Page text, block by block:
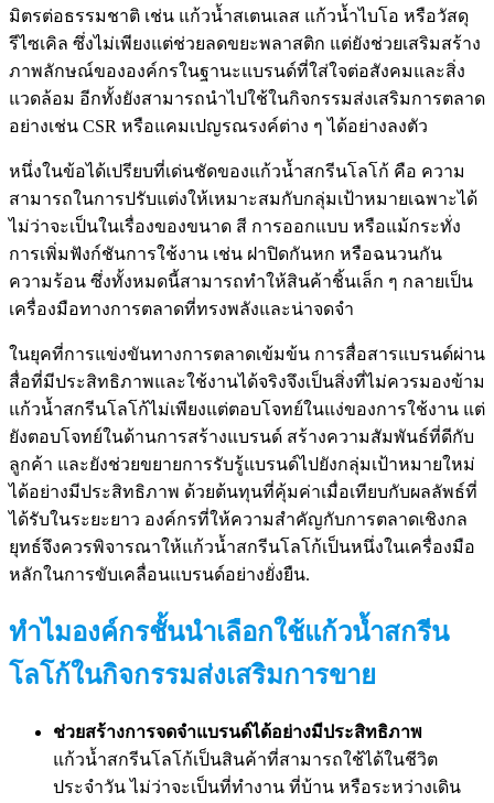
มิตรต่อธรรมชาติ เช่น แก้วน้ำสเตนเลส แก้วน้ำไบโอ หรือวัสดุ
รีไซเคิล ซึ่งไม่เพียงแต่ช่วยลดขยะพลาสติก แต่ยังช่วยเสริมสร้าง
ภาพลักษณ์ขององค์กรในฐานะแบรนด์ที่ใส่ใจต่อสังคมและสิ่ง
แวดล้อม อีกทั้งยังสามารถนำไปใช้ในกิจกรรมส่งเสริมการตลาด
อย่างเช่น CSR หรือแคมเปญรณรงค์ต่าง ๆ ได้อย่างลงตัว
หนึ่งในข้อได้เปรียบที่เด่นชัดของแก้วน้ำสกรีนโลโก้ คือ ความ
สามารถในการปรับแต่งให้เหมาะสมกับกลุ่มเป้าหมายเฉพาะได้
ไม่ว่าจะเป็นในเรื่องของขนาด สี การออกแบบ หรือแม้กระทั่ง
การเพิ่มฟังก์ชันการใช้งาน เช่น ฝาปิดกันหก หรือฉนวนกัน
ความร้อน ซึ่งทั้งหมดนี้สามารถทำให้สินค้าชิ้นเล็ก ๆ กลายเป็น
เครื่องมือทางการตลาดที่ทรงพลังและน่าจดจำ
ในยุคที่การแข่งขันทางการตลาดเข้มข้น การสื่อสารแบรนด์ผ่าน
สื่อที่มีประสิทธิภาพและใช้งานได้จริงจึงเป็นสิ่งที่ไม่ควรมองข้าม
แก้วน้ำสกรีนโลโก้ไม่เพียงแต่ตอบโจทย์ในแง่ของการใช้งาน แต่
ยังตอบโจทย์ในด้านการสร้างแบรนด์ สร้างความสัมพันธ์ที่ดีกับ
ลูกค้า และยังช่วยขยายการรับรู้แบรนด์ไปยังกลุ่มเป้าหมายใหม่
ได้อย่างมีประสิทธิภาพ ด้วยต้นทุนที่คุ้มค่าเมื่อเทียบกับผลลัพธ์ที่
ได้รับในระยะยาว องค์กรที่ให้ความสำคัญกับการตลาดเชิงกล
ยุทธ์จึงควรพิจารณาให้แก้วน้ำสกรีนโลโก้เป็นหนึ่งในเครื่องมือ
หลักในการขับเคลื่อนแบรนด์อย่างยั่งยืน.
ทำไมองค์กรชั้นนำเลือกใช้แก้วน้ำสกรีน
โลโก้ในกิจกรรมส่งเสริมการขาย
ช่วยสร้างการจดจำแบรนด์ได้อย่างมีประสิทธิภาพ
แก้วน้ำสกรีนโลโก้เป็นสินค้าที่สามารถใช้ได้ในชีวิต
ประจำวัน ไม่ว่าจะเป็นที่ทำงาน ที่บ้าน หรือระหว่างเดิน